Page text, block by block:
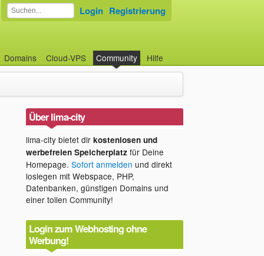
Domains Cloud-VPS Community Hilfe
Login Registrierung
Über lima-city
lima-city bietet dir kostenlosen und
werbefreien Speicherplatzfür Deine
Homepage. Sofort anmelden und direkt
loslegen mit Webspace, PHP,
Datenbanken, günstigen Domains und
einer tollen Community!
Login zum Webhosting ohne
Werbung!